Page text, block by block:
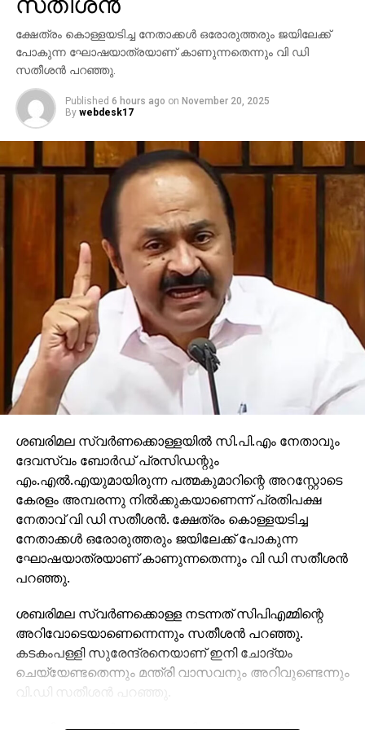
ശാസ്ത്രജ്ഞര്‍
ക്ഷേത്രം കൊള്ളയടിച്ച നേതാക്കള്‍ ഒരോരുത്തരും ജയിലേക്ക്
പോകുന്ന ഘോഷയാത്രയാണ് കാണുന്നതെന്നും വി ഡി
സതീശന്‍ പറഞ്ഞു.
Published 6 hours ago on November 20, 2025
By webdesk17
ശബരിമല സ്വര്‍ണക്കൊള്ളയില്‍ സി.പി.എം നേതാവും
ദേവസ്വം ബോര്‍ഡ് പ്രസിഡന്റും
എം.എല്‍.എയുമായിരുന്ന പത്മകുമാറിന്റെ അറസ്റ്റോടെ
കേരളം അമ്പരന്നു നില്‍ക്കുകയാണെന്ന് പ്രതിപക്ഷ
നേതാവ് വി ഡി സതീശന്‍. ക്ഷേത്രം കൊള്ളയടിച്ച
നേതാക്കള്‍ ഒരോരുത്തരും ജയിലേക്ക് പോകുന്ന
ഘോഷയാത്രയാണ് കാണുന്നതെന്നും വി ഡി സതീശന്‍
പറഞ്ഞു.
ശബരിമല സ്വര്‍ണക്കൊള്ള നടന്നത് സിപിഎമ്മിന്റെ
അറിവോടെയാണെന്നെന്നും സതീശന്‍ പറഞ്ഞു.
കടകംപള്ളി സുരേന്ദ്രനെയാണ് ഇനി ചോദ്യം
ചെയ്യേണ്ടതെന്നും മന്ത്രി വാസവനും അറിവുണ്ടെന്നും
വി.ഡി സതീശന്‍ പറഞ്ഞു.